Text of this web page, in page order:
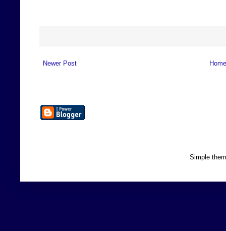
Newer Post Home
Simple